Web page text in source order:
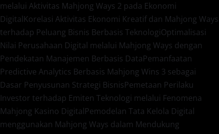
melalui Aktivitas Mahjong Ways 2 pada Ekonomi
DigitalKorelasi Aktivitas Ekonomi Kreatif dan Mahjong Ways
terhadap Peluang Bisnis Berbasis TeknologiOptimalisasi
Nilai Perusahaan Digital melalui Mahjong Ways dengan
Pendekatan Manajemen Berbasis DataPemanfaatan
Predictive Analytics Berbasis Mahjong Wins 3 sebagai
Dasar Penyusunan Strategi BisnisPemetaan Perilaku
Investor terhadap Emiten Teknologi melalui Fenomena
Mahjong Kasino DigitalPemodelan Tata Kelola Digital
menggunakan Mahjong Ways dalam Mendukung